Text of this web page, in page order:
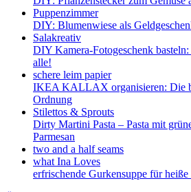
Puppenzimmer
DIY: Blumenwiese als
Salakreativ
DIY Kamera-Fotogeschenk
alle!
schere leim papier
IKEA KALLAX organisieren: Die
Ordnung
Stilettos & Sprouts
Dirty Martini Pasta – Pasta mit
Parmesan
two and a half seams
what Ina Loves
erfrischende Gurkensuppe für heiße